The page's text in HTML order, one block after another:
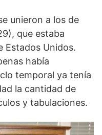
unieron a los de
que estaba
Estados Unidos.
había
temporal ya tenía
la cantidad de
y tabulaciones.